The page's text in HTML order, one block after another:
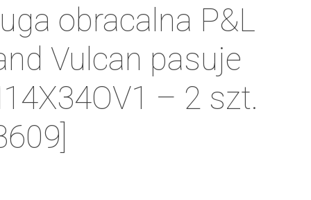
obracalna P&L
Vulcan pasuje
– 2 szt.